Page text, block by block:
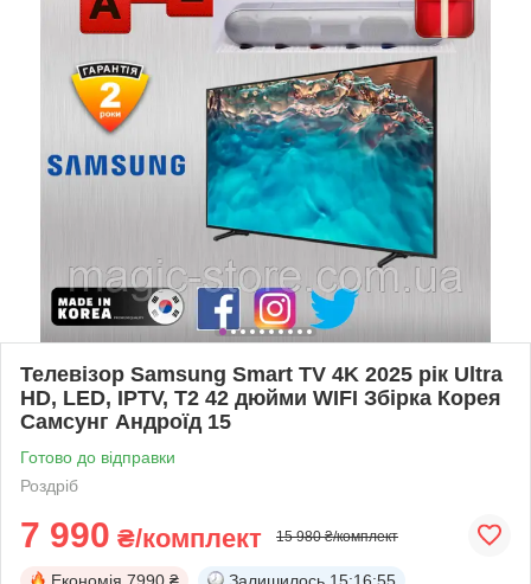
Телевізор Samsung Smart TV 4K 2025 рік Ultra
HD, LED, IPTV, T2 42 дюйми WIFI Збірка Корея
Самсунг Андроїд 15
Готово до відправки
Роздріб
7 990 ₴/комплект 15 980 ₴/комплект
Економія 7990 ₴ Залишилось 15:16:53